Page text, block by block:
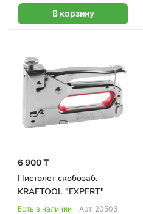
В корзину
6 900 ₸
Пистолет скобозаб.
KRAFTOOL "EXPERT"
Есть в наличии Арт. 20503